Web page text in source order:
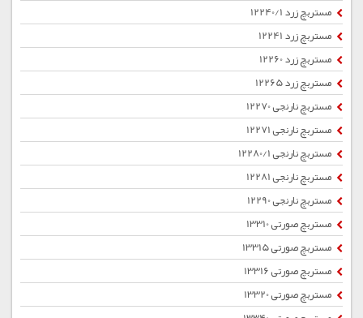
مستربچ زرد 12240/1
مستربچ زرد 12241
مستربچ زرد 12260
مستربچ زرد 12265
مستربچ نارنجی 12270
مستربچ نارنجی 12271
مستربچ نارنجی 12280/1
مستربچ نارنجی 12281
مستربچ نارنجی 12290
مستربچ صورتی 13310
مستربچ صورتی 13315
مستربچ صورتی 13316
مستربچ صورتی 13320